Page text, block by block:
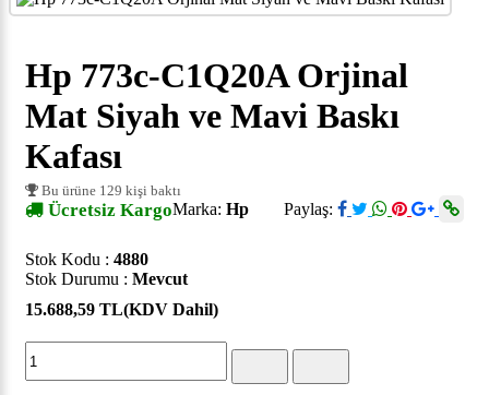
Hp 773c-C1Q20A Orjinal
Mat Siyah ve Mavi Baskı
Kafası
Bu ürüne 129 kişi baktı
Ücretsiz Kargo Paylaş:
Marka: Hp
Stok Kodu : 4880
Stok Durumu : Mevcut
15.688,59 TL(KDV Dahil)